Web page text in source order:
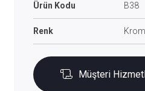
Ürün Kodu B38
Renk Krom
Müşteri